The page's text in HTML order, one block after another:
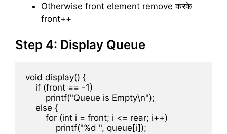
Otherwise front element remove करके
front++
Step 4: Display Queue
void display() {
    if (front == -1)
        printf("Queue is Empty\n");
    else {
        for (int i = front; i <= rear; i++)
            printf("%d ", queue[i]);